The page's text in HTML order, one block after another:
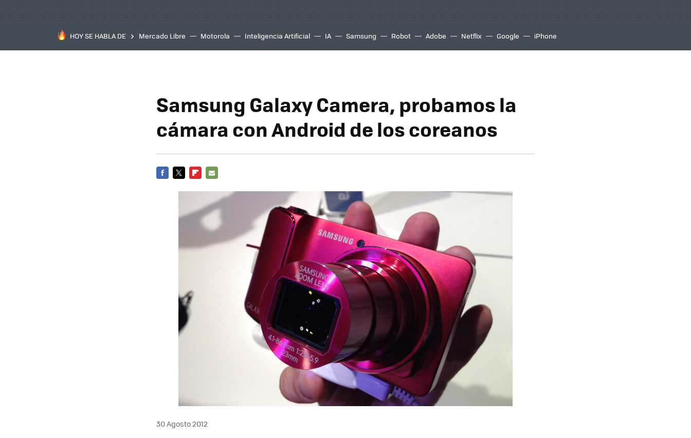
HOY SE HABLA DE Mercado Libre Motorola Inteligencia Artificial IA Samsung Robot Adobe Netflix Google iPhone
Samsung Galaxy Camera, probamos la
cámara con Android de los coreanos
MAIL
30 Agosto 2012